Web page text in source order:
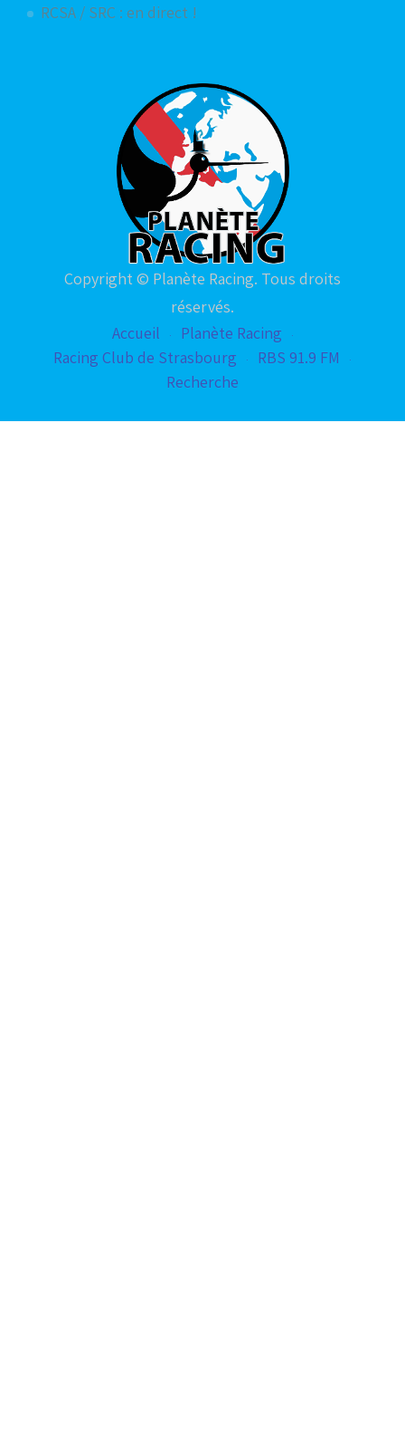
RCSA / SRC : en direct !
Copyright © Planète Racing. Tous droits
réservés.
Accueil
Planète Racing
Racing Club de Strasbourg
RBS 91.9 FM
Recherche